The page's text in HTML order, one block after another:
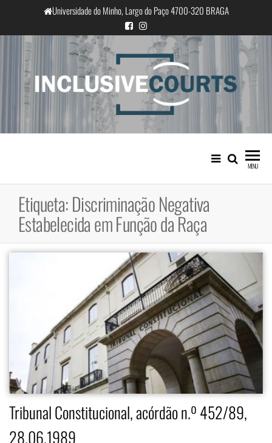
o
conteúdo
Universidade do Minho, Largo do Paço 4700-320 BRAGA
InclusiveCourts
Igualdade e diferença cultural na
prática judicial portuguesa
MENU
Etiqueta:Discriminação Negativa
Estabelecida em Função da Raça
Tribunal Constitucional, acórdão n.º 452/89,
28.06.1989